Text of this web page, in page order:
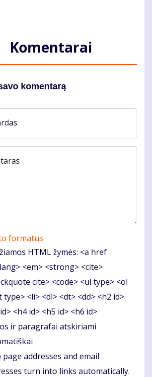
Komentarai
komentarą
formatus
HTML žymės: <a href
<em> <strong> <cite>
cite> <code> <ul type> <ol
type> <li> <dl> <dt> <dd> <h2 id>
<h4 id> <h5 id> <h6 id>
ir paragrafai atskiriami
page addresses and email
turn into links automatically.